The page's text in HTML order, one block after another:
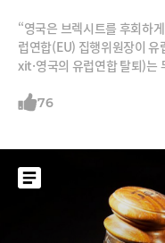
“영국은 브렉시트를 후회하
럽연합(EU) 집행위원장이
xit·영국의 유럽연합 탈퇴)는
부결시키면서다. 영국 여론
76